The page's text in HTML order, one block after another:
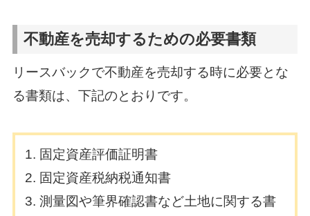
不動産を売却するための必要書類
リースバックで不動産を売却する時に必要とな
る書類は、下記のとおりです。
固定資産評価証明書
固定資産税納税通知書
測量図や筆界確認書など土地に関する書